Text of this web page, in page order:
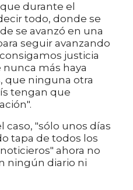
durante el
todo, donde se
se avanzó en una
seguir avanzando
justicia
más haya
que ninguna otra
tengan que
caso, "sólo unos días
tapa de todos los
ahora no
ningún diario ni